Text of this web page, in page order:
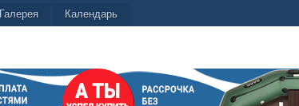
Галерея Календарь